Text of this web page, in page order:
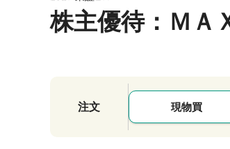
株主優待：ＭＡ
注文 現物買